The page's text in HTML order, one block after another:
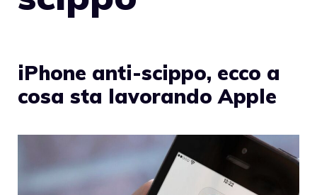
iPhone anti-scippo, ecco a
cosa sta lavorando Apple